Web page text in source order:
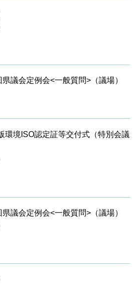
議会定例会<一般質問>（議場）
環境ISO認定証等交付式（特別会議
議会定例会<一般質問>（議場）